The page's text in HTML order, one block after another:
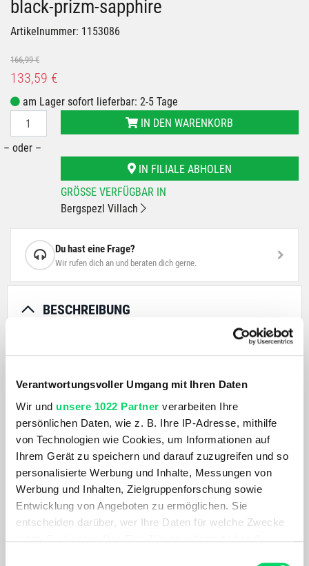
Verantwortungsvoller Umgang mit Ihren Daten
Wir und unsere 1022 Partner verarbeiten Ihre
persönlichen Daten, wie z. B. Ihre IP-Adresse, mithilfe
von Technologien wie Cookies, um Informationen auf
Ihrem Gerät zu speichern und darauf zuzugreifen und so
personalisierte Werbung und Inhalte, Messungen von
Werbung und Inhalten, Zielgruppenforschung sowie
Entwicklung von Angeboten zu ermöglichen. Sie
entscheiden darüber, wer Ihre Daten für welche Zwecke
black-prizm-sapphire
Artikelnummer: 1153086
166,99 €
133,59 €
am Lager sofort lieferbar: 2-5 Tage
IN DEN WARENKORB
– oder –
IN FILIALE ABHOLEN
GRÖSSE VERFÜGBAR IN
Bergspezl Villach
Du hast eine Frage?
Wir rufen dich an und beraten dich gerne.
BESCHREIBUNG
Der Holbrook™-Look, mit dem kultigen Stil seines
einer L-Version für größere Gesichtsformen erhältlich. Der
Übergang zur größeren Form beeinträchtig jedoch nicht
ihren Komfort, der stets vom ultraleichten O Matter™-
Rahmenmaterial gewährleistet ist. Die Gläser aus reinem
Plutonite™ filtern zu 100% alle UV-Strahlen, während XYZ
Optics™ für optische Klarheit aus jedem Blickwinkel sorgen.
PRODUKTDETAILS